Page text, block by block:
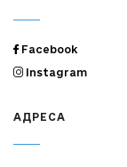
Facebook
Instagram
АДРЕСА